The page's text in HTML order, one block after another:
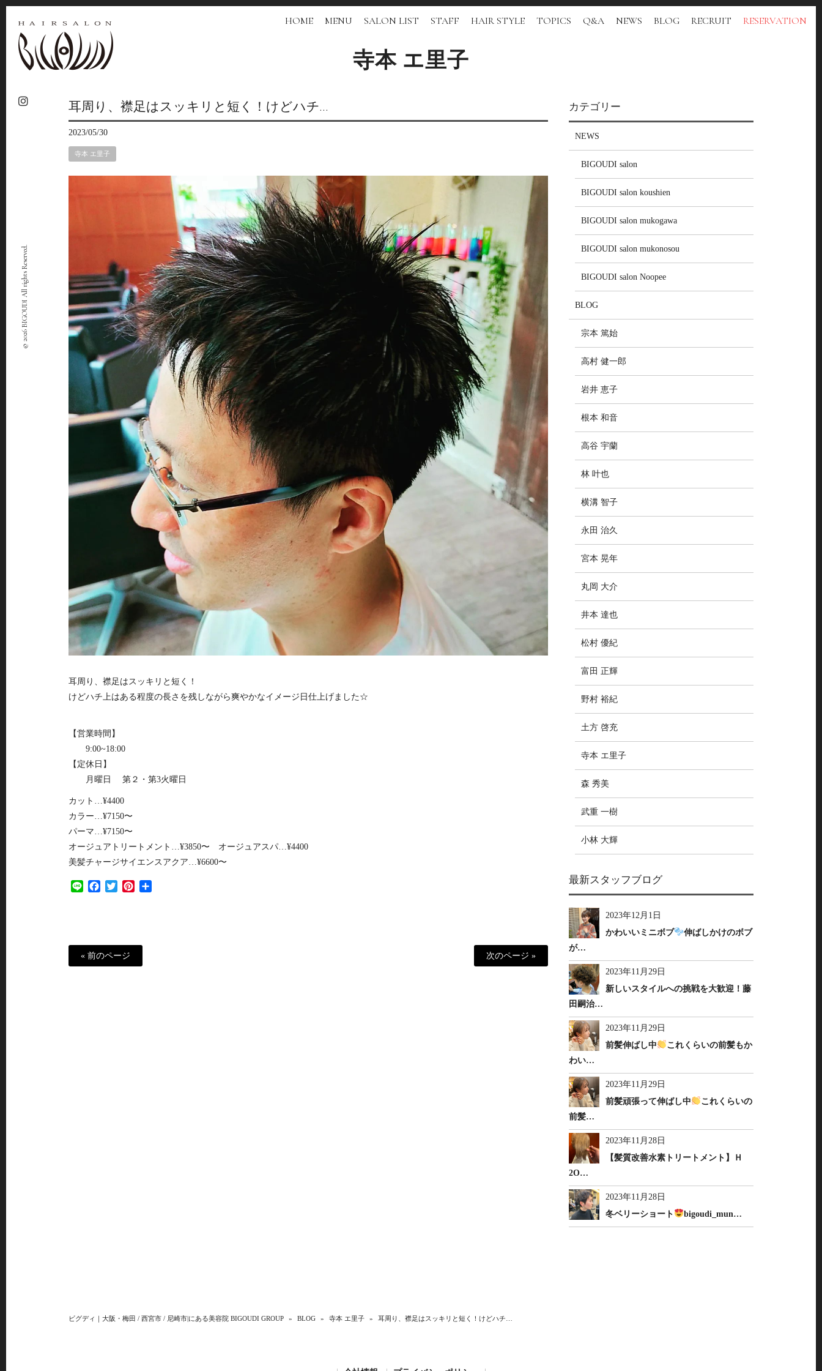
HOME MENU SALON LIST STAFF HAIR STYLE TOPICS Q&A NEWS BLOG RECRUIT RESERVATION
© 2026 BIGOUDI All rights Reserved.
寺本 エ里子
耳周り、襟足はスッキリと短く！けどハチ…
2023/05/30
寺本 エ里子
耳周り、襟足はスッキリと短く！
けどハチ上はある程度の長さを残しながら爽やかなイメージ日仕上げました☆
【営業時間】
9:00~18:00
【定休日】
月曜日 第２・第3火曜日
カット…¥4400
カラー…¥7150〜
パーマ…¥7150〜
オージュアトリートメント…¥3850〜 オージュアスパ…¥4400
美髪チャージサイエンスアクア…¥6600〜
Line FacebookTwitterPinterest
« 前のページ 次のページ »
カテゴリー
NEWS
BIGOUDI salon
BIGOUDI salon koushien
BIGOUDI salon mukogawa
BIGOUDI salon mukonosou
BIGOUDI salon Noopee
BLOG
宗本 篤始
高村 健一郎
岩井 恵子
根本 和音
高谷 宇蘭
林 叶也
横溝 智子
永田 治久
宮本 晃年
丸岡 大介
井本 達也
松村 優紀
富田 正輝
野村 裕紀
土方 啓充
寺本 エ里子
森 秀美
武重 一樹
小林 大輝
最新スタッフブログ
2023年12月1日
かわいいミニボブ
伸ばしかけのボブ
が…
2023年11月29日
新しいスタイルへの挑戦を大歓迎！藤
田嗣治…
2023年11月29日
前髪伸ばし中
これくらいの前髪もか
わい…
2023年11月29日
前髪頑張って伸ばし中
これくらいの
前髪…
2023年11月28日
【髪質改善水素トリートメント】Ｈ
2O…
2023年11月28日
冬ベリーショート
bigoudi_mun…
ビグディ｜大阪・梅田 / 西宮市 / 尼崎市|にある美容院 BIGOUDI GROUP » BLOG » 寺本 エ里子 » 耳周り、襟足はスッキリと短く！けどハチ…